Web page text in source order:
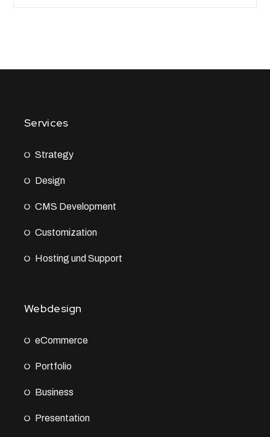
Services
Strategy
Design
CMS Development
Customization
Hosting und Support
Webdesign
eCommerce
Portfolio
Business
Presentation